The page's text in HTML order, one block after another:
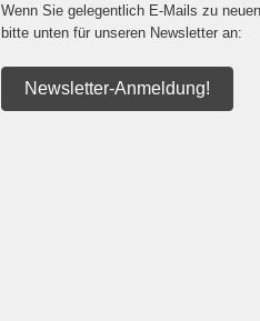
Wenn Sie gelegentlich E-Mails zu
bitte unten für unseren Newsletter an:
Newsletter-Anmeldung!